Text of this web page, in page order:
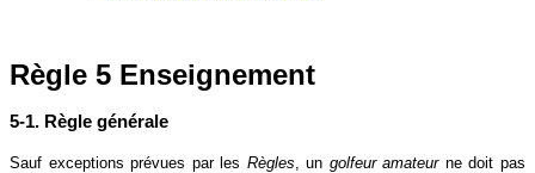
Règle 5 Enseignement
5-1. Règle générale
Sauf exceptions prévues par les Règles , un golfeur amateur ne doit pas